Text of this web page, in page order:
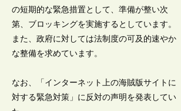
の短期的な緊急措置として、準備が整い次
第、ブロッキングを実施するとしています。
また、政府に対しては法制度の可及的速やか
な整備を求めています。
なお、「インターネット上の海賊版サイトに
対する緊急対策」に反対の声明を発表してい